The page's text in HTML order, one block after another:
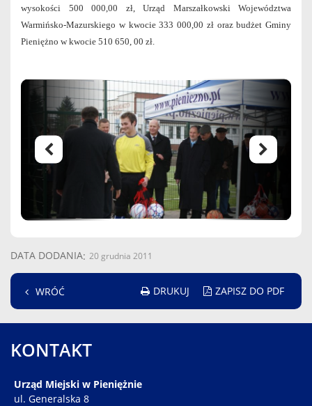
wysokości 500 000,00 zł, Urząd Marszałkowski Województwa
Warmińsko-Mazurskiego w kwocie 333 000,00 zł oraz budżet Gminy
Pieniężno w kwocie 510 650, 00 zł.
DATA DODANIA 20 grudnia 2011
WRÓĆ DRUKUJ ZAPISZ DO PDF
KONTAKT
Urząd Miejski w Pieniężnie
ul. Generalska 8